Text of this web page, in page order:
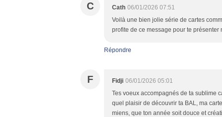
C Cath 06/01/2026 07:51
Voilà une bien jolie série de cartes
profite de ce message pour te
Répondre
F Fidji 06/01/2026 05:01
Tes voeux accompagnés de ta sublime
quel plaisir de découvrir ta BAL, ma
miens, que ton année soit douce et